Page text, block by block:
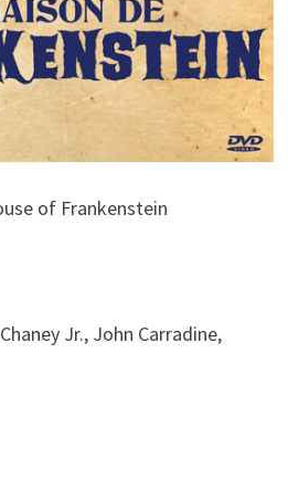
of Frankenstein
Jr., John Carradine,